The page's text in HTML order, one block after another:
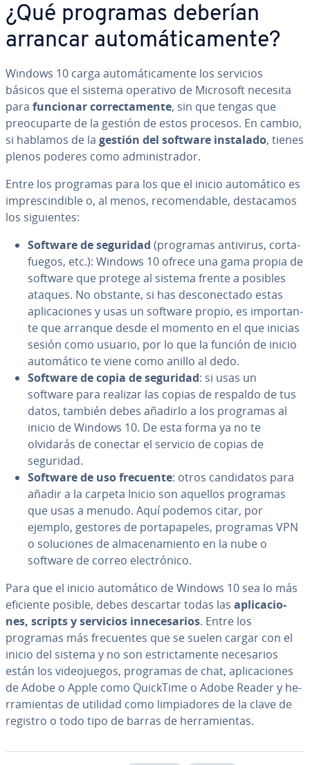
¿Qué programas deberían
arrancar au­to­má­ti­ca­me­n­te?
Windows 10 carga au­to­má­ti­ca­me­n­te los servicios
básicos que el sistema operativo de Microsoft necesita
para funcionar co­rre­c­ta­me­n­te, sin que tengas que
preo­cu­par­te de la gestión de estos procesos. En cambio,
si hablamos de la gestión del software instalado, tienes
plenos poderes como ad­mi­ni­s­tra­dor.
Entre los programas para los que el inicio au­to­má­ti­co es
im­pre­s­ci­n­di­ble o, al menos, re­co­me­n­da­ble, de­s­ta­ca­mos
los si­guie­n­tes:
Software de seguridad (programas antivirus, co­r­ta­
fue­gos, etc.): Windows 10 ofrece una gama propia de
software que protege al sistema frente a posibles
ataques. No obstante, si has de­s­co­ne­c­ta­do estas
apli­ca­cio­nes y usas un software propio, es im­po­r­ta­n­
te que arranque desde el momento en el que inicias
sesión como usuario, por lo que la función de inicio
au­to­má­ti­co te viene como anillo al dedo.
Software de copia de seguridad: si usas un
software para realizar las copias de respaldo de tus
datos, también debes añadirlo a los programas al
inicio de Windows 10. De esta forma ya no te
olvidarás de conectar el servicio de copias de
seguridad.
Software de uso frecuente: otros ca­n­di­da­tos para
añadir a la carpeta Inicio son aquellos programas
que usas a menudo. Aquí podemos citar, por
ejemplo, gestores de po­r­ta­pa­pe­les, programas VPN
o so­lu­cio­nes de al­ma­ce­na­mie­n­to en la nube o
software de correo ele­c­tró­ni­co.
Para que el inicio au­to­má­ti­co de Windows 10 sea lo más
eficiente posible, debes descartar todas las apli­ca­cio­
nes, scripts y servicios in­ne­ce­sa­rios. Entre los
programas más fre­cue­n­tes que se suelen cargar con el
inicio del sistema y no son es­tri­c­ta­me­n­te ne­ce­sa­rios
están los vi­deo­jue­gos, programas de chat, apli­ca­cio­nes
de Adobe o Apple como QuickTime o Adobe Reader y he­
rra­mie­n­tas de utilidad como li­m­pia­do­res de la clave de
registro o todo tipo de barras de he­rra­mie­n­tas.